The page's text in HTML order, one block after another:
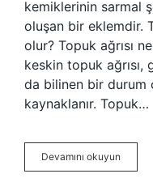
kemiklerinin sarmal
oluşan bir eklemdir.
olur? Topuk ağrısı
keskin topuk
da bilinen bir durum
kaynaklanır. Topuk…
Devamını okuyun
Kemiği